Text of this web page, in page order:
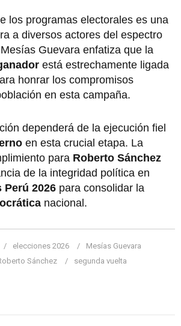
los programas electorales es una
a diversos actores del espectro
Guevara enfatiza que la
está estrechamente ligada
honrar los compromisos
en esta campaña.
dependerá de la ejecución fiel
en esta crucial etapa. La
para Roberto Sánchez
de la integridad política en
Perú 2026 para consolidar la
nacional.
elecciones 2026
Mesías Guevara
Sánchez segunda vuelta